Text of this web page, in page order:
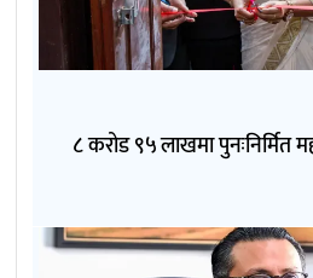
८ करोड ९५ लाखमा पुनःनिर्मित